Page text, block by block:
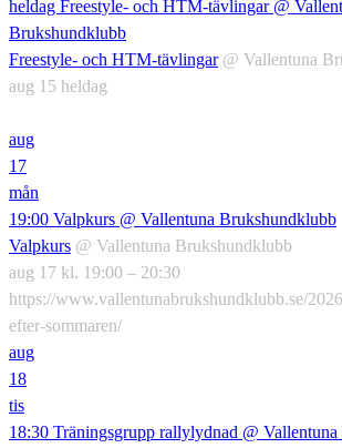
heldag Freestyle- och HTM-tävlingar @
Brukshundklubb
Freestyle- och HTM-tävlingar @ Vallentuna
aug 15 heldag
aug
17
mån
19:00 Valpkurs @ Vallentuna Brukshundklubb
Valpkurs @ Vallentuna Brukshundklubb
aug 17 kl. 19:00 – 20:30
https://www.vallentunabrukshundklubb.se/
efter-sommaren/
aug
18
tis
18:30 Träningsgrupp rallylydnad @